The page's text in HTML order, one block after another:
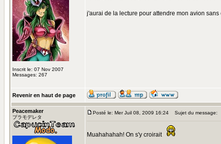
Inscrit le: 07 Nov 2007
Messages: 267
j'aurai de la lecture pour attendre mon avion
Revenir en haut de page
Peacemaker
プラモデレタ
Posté le: Mer Juil 08, 2009 16:24 Sujet du message:
Muahahahah! On s'y croirait